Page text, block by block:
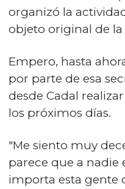
organizó la
objeto original de la
Empero, hasta
por parte de esa
desde Cadal
los próximos días.
"Me siento muy
parece que a nadie
importa esta gente